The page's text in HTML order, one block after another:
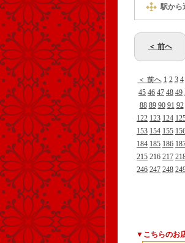
駅から
＜ 前へ
＜ 前へ 1 2 3 4
45 46 47 48 49
88 89 90 91 92
122 123 124
153 154 155
184 185 186
215 216 217
246 247 248
▼こちらのお